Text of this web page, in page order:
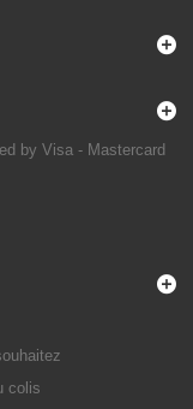
by Visa - Mastercard
colis